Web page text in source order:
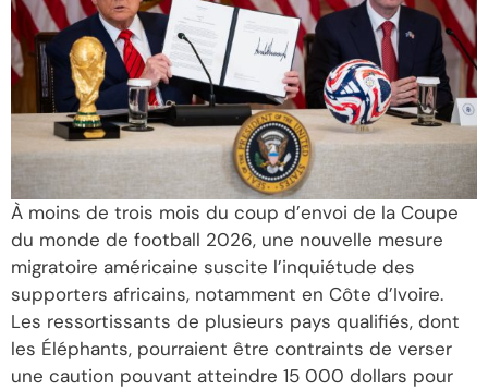
À moins de trois mois du coup d’envoi de la Coupe
du monde de football 2026, une nouvelle mesure
migratoire américaine suscite l’inquiétude des
supporters africains, notamment en Côte d’Ivoire.
Les ressortissants de plusieurs pays qualifiés, dont
les Éléphants, pourraient être contraints de verser
une caution pouvant atteindre 15 000 dollars pour